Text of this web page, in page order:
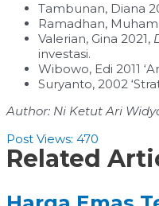
Tambunan, Diana
Ramadhan,
Valerian, Gina 2021,
investasi.
Wibowo, Edi 2011
Suryanto, 2002
Author: Ni Ketut Ari
Post Views: 470
Related